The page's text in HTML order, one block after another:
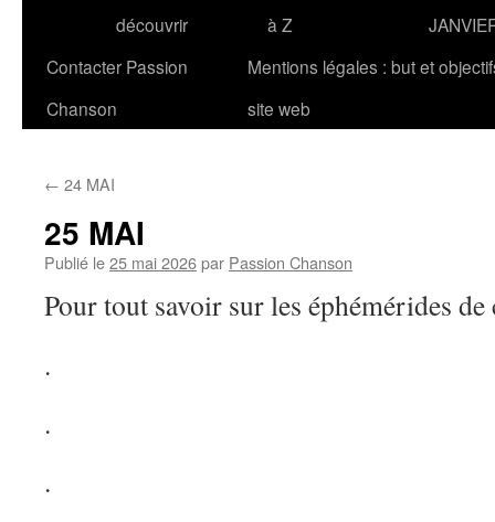
découvrir
à Z
Contacter Passion
Chanson
Mentions légales : but et
site web
← 24 MAI
25 MAI
Publié le25 mai 2026par Passion Chanson
Pour tout savoir sur les éphémérides
.
.
.